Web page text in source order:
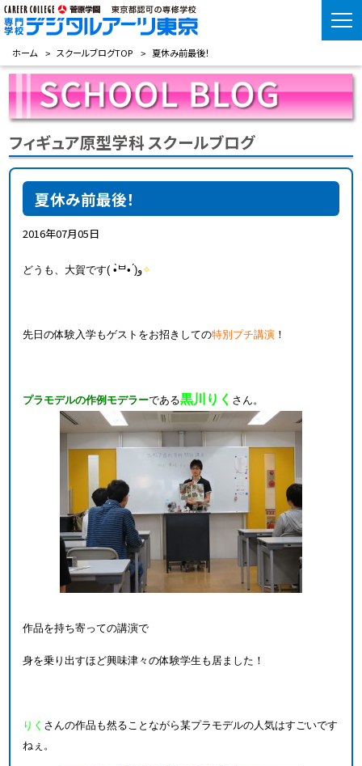
ホーム スクールブログTOP 夏休み前最後！
フィギュア原型学科 スクールブログ
夏休み前最後！
2016年07月05日
どうも、大賀です( •̀ᄇ• ́)ﻭ✧
先日の体験入学もゲストをお招きしての特別プチ講演 ！
プラモデルの作例モデラーである黒川りく さん。
作品を持ち寄っての講演で
身を乗り出すほど興味津々の体験学生も居ました！
りく さんの作品も然ることながら某プラモデルの人気はすごいです
ねぇ。